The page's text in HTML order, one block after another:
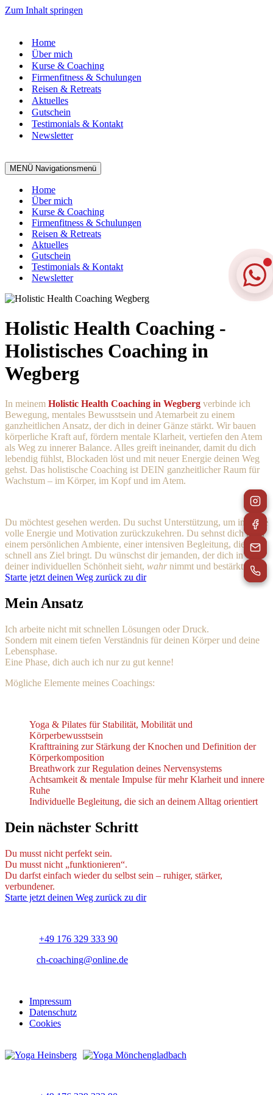
Zum Inhalt springen
Home
Über mich
Kurse & Coaching
Firmenfitness & Schulungen
Reisen & Retreats
Aktuelles
Gutschein
Testimonials & Kontakt
Newsletter
MENÜ Navigationsmenü
Home
Über mich
Kurse & Coaching
Firmenfitness & Schulungen
Reisen & Retreats
Aktuelles
Gutschein
Testimonials & Kontakt
Newsletter
Holistic Health Coaching -
Holistisches Coaching in
Wegberg
In meinem Holistic Health Coaching in Wegberg verbinde ich
Bewegung, mentales Bewusstsein und Atemarbeit zu einem
ganzheitlichen Ansatz, der dich in deiner Gänze stärkt. Wir bauen
körperliche Kraft auf, fördern mentale Klarheit, vertiefen den Atem
als Weg zu innerer Balance. Alles greift ineinander, damit du dich
lebendig fühlst, Blockaden löst und mit neuer Energie deinen Weg
gehst. Das holistische Coaching ist DEIN ganzheitlicher Raum für
Wachstum – im Körper, im Kopf und im Atem.
Du möchtest gesehen werden. Du suchst Unterstützung, um in deine
volle Energie und Motivation zurückzukehren. Du sehnst dich nach
einem persönlichen Ambiente, einer intensiven Begleitung, die dich
schnell ans Ziel bringt. Du wünschst dir jemanden, der dich in
deiner individuellen Schönheit sieht, wahr nimmt und bestärkt.
Starte jetzt deinen Weg zurück zu dir
Mein Ansatz
Ich arbeite nicht mit schnellen Lösungen oder Druck.
Sondern mit einem tiefen Verständnis für deinen Körper und deine
Lebensphase.
Eine Phase, dich auch ich nur zu gut kenne!
Mögliche Elemente meines Coachings:
Yoga & Pilates für Stabilität, Mobilität und
Körperbewusstsein
Krafttraining zur Stärkung der Knochen und Definition der
Körperkomposition
Breathwork zur Regulation deines Nervensystems
Achtsamkeit & mentale Impulse für mehr Klarheit und innere
Ruhe
Individuelle Begleitung, die sich an deinem Alltag orientiert
Dein nächster Schritt
Du musst nicht perfekt sein.
Du musst nicht „funktionieren“.
Du darfst einfach wieder du selbst sein – ruhiger, stärker,
verbundener.
Starte jetzt deinen Weg zurück zu dir
+49 176 329 333 90
ch-coaching@online.de
Impressum
Datenschutz
Cookies